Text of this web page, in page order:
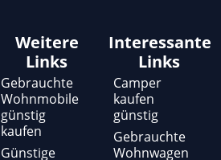
Weitere
Links
Gebrauchte
Wohnmobile
günstig
kaufen
Günstige
Interessante
Links
Camper
kaufen
günstig
Gebrauchte
Wohnwagen